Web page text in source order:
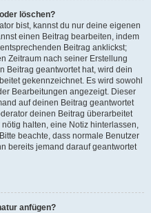
löschen?
bist, kannst du nur deine eigenen
einen Beitrag bearbeiten, indem
Beitrag anklickst;
Zeitraum nach seiner Erstellung
Beitrag geantwortet hat, wird dein
gekennzeichnet. Es wird sowohl
Bearbeitungen angezeigt. Dieser
auf deinen Beitrag geantwortet
deinen Beitrag überarbeitet
halten, eine Notiz hinterlassen,
beachte, dass normale Benutzer
bereits jemand darauf geantwortet
anfügen?